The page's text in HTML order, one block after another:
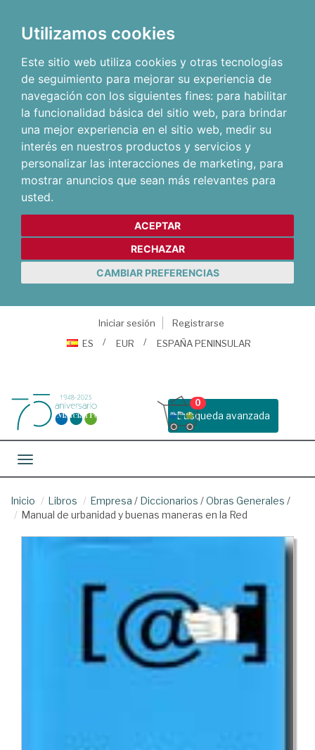
Utilizamos cookies
Este sitio web utiliza cookies y otras tecnologías
de seguimiento para mejorar su experiencia de
navegación con los siguientes fines: para habilitar
la funcionalidad básica del sitio web, para brindar
una mejor experiencia en el sitio web, medir su
interés en nuestros productos y servicios y
personalizar las interacciones de marketing, para
mostrar anuncios que sean más relevantes para
usted.
ACEPTAR
RECHAZAR
CAMBIAR PREFERENCIAS
Iniciar sesión
Registrarse
ES
EUR ESPAÑA PENINSULAR
Busqueda avanzada
0
Toggle navigation
Inicio Libros Empresa / Diccionarios /Obras Generales /
Manual de urbanidad y buenas maneras en la Red